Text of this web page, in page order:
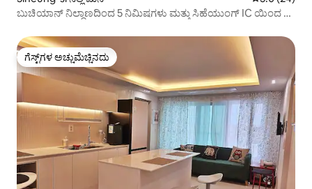
ಬುಚಿಯಾನ್ ನಿಲ್ದಾಣದಿಂದ 5 ನಿಮಿಷಗಳು ಮತ್ತು ಸಿಹೆಯುಂಗ್ IC ಯಿಂದ 5
ಗೆಸ್ಟ್‌ಗಳ ಅಚ್ಚುಮೆಚ್ಚಿನದು
ಗೆಸ್ಟ್‌ಗಳ ಅಚ್ಚುಮೆಚ್ಚಿನದು